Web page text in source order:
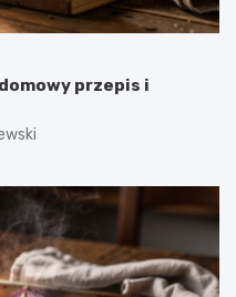
przepis i